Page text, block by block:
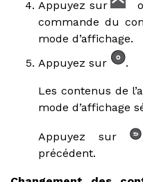
Appuyez sur
commande du
mode d’affichage.
Appuyez sur
.
Les contenus de
mode d’affichage
Appuyez sur
précédent.